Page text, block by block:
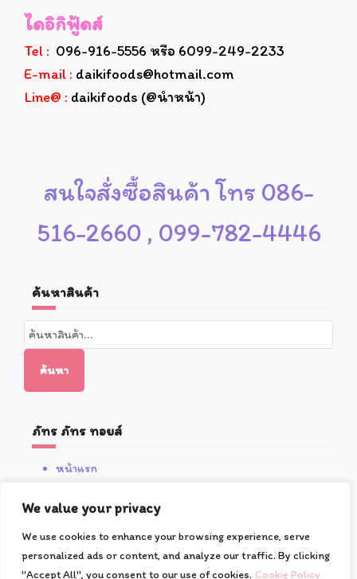
We value your privacy
We use cookies to enhance your browsing experience, serve
personalized ads or content, and analyze our traffic. By clicking
"Accept All", you consent to our use of cookies. Cookie Policy
ไดอิกิฟู้ดส์
Tel : 096-916-5556 หรือ 6099-249-2233
E-mail : daikifoods@hotmail.com
Line@ : daikifoods (@นำหน้า)
สนใจสั่งซื้อสินค้า โทร 086-
516-2660 , 099-782-4446
ค้นหาสินค้า
ค้นหา:
ค้นหา
ภัทร ภัทร ทอยส์
หน้าแรก
โปรโมชั่น
วิธีการสั่งซื้อและชำระเงิน
ติดต่อเรา